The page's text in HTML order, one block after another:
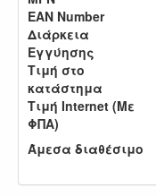
EAN Number
Διάρκεια
Εγγύησης
Τιμή στο
κατάστημα
Τιμή Internet (Με
ΦΠΑ)
Άμεσα διαθέσιμο